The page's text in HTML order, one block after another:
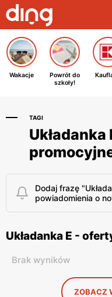
Wakacje
Powrót do
szkoły!
TAGI
Dodaj frazę
powiadomienia o
Układanka E -
Brak wyników
ZOBACZ